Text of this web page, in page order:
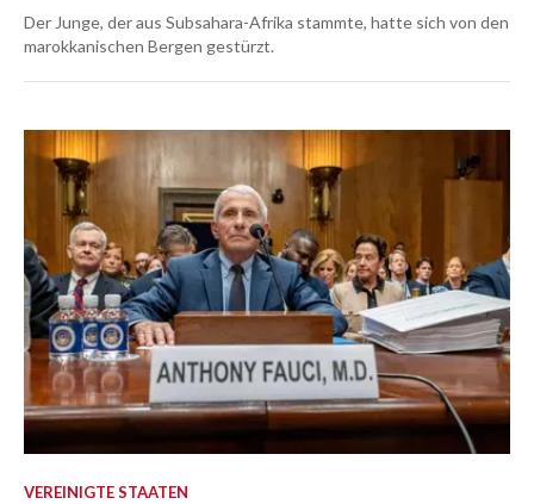
Der Junge, der aus Subsahara-Afrika stammte, hatte sich von den
marokkanischen Bergen gestürzt.
VEREINIGTE STAATEN